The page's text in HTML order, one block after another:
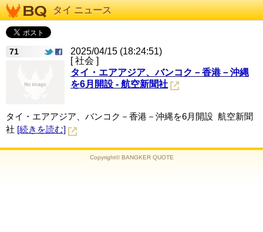
タイ ニュース
71
2025/04/15 (18:24:51)
[ 社会 ]
タイ・エアアジア、バンコク－香港－沖縄
を6月開設 - 航空新聞社
タイ・エアアジア、バンコク－香港－沖縄を6月開設 航空新聞
社 [続きを読む]
Copyright© BANGKER QUOTE